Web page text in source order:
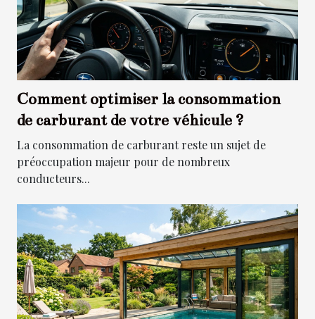
Comment optimiser la consommation
de carburant de votre véhicule ?
La consommation de carburant reste un sujet de
préoccupation majeur pour de nombreux
conducteurs...